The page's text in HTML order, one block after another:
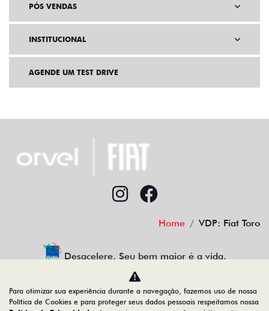
PÓS VENDAS
INSTITUCIONAL
AGENDE UM TEST DRIVE
Home VDP: Fiat Toro
Desacelere. Seu bem maior é a vida.
Para otimizar sua experiência durante a navegação, fazemos uso de nossa
Política de Cookies e para proteger seus dados pessoais respeitamos nossa